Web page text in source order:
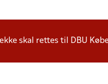
skal rettes til DBU